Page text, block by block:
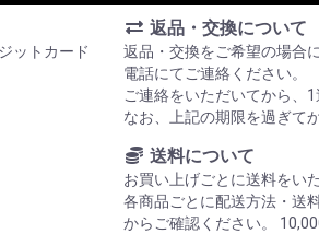
ットカード
返品・交換について
返品・交換をご希望の場合
電話にてご連絡ください。
ご連絡をいただいてから、
なお、上記の期限を過ぎて
送料について
お買い上げごとに送料をい
各商品ごとに配送方法・送
からご確認ください。